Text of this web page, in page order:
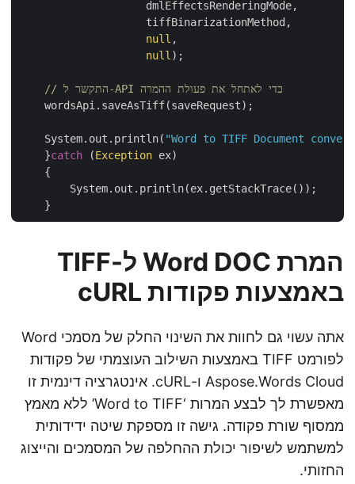
                    dmlEffectsRenderingMode,
                    tiffBinarizationMethod,
null
null );
// התקשר ל-API כדי לאתחל את פעולת ההמרה
    wordsApi.saveAsTiff(saveRequest);
    System.out.println(
"Word to TIFF Document
    }
catch (Exception ex)
    {
        System.out.println(ex.getStackTrace());
המרת Word DOC ל-TIFF
באמצעות פקודות cURL
אתה עשוי גם לחוות את השינוי החלק של מסמכי Word
לפורמט TIFF באמצעות השילוב העוצמתי של פקודות
Aspose.Words Cloud ו-cURL. אינטגרציה דינמית זו
מאפשרת לך לבצע המרות ‘Word to TIFF’ ללא מאמץ
ממסוף שורת פקודה. גישה זו מספקת שיטה ידידותית
למשתמש לשיפור יכולת ההחלפה של המסמכים והייצוג
החזותי.